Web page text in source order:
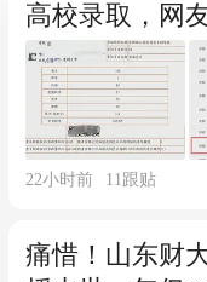
高校录取，网
22小时前 11跟贴
痛惜！山东财